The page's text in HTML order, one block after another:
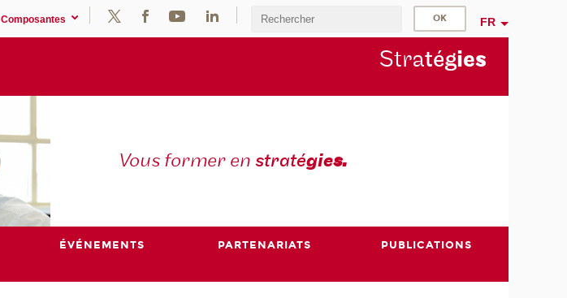
Composantes FR
Stratégies
Vous former en stratégies.
ÉVÉNEMENTS PARTENARIATS PUBLICATIONS